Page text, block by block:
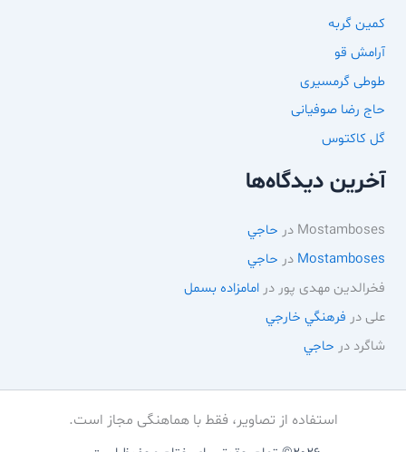
کمین گربه
آرامش قو
طوطی گرمسیری
حاج رضا صوفیانی
گل کاکتوس
آخرین دیدگاه‌ها
Mostamboses در حاجي
Mostamboses در حاجي
فخرالدین مهدی پور درامامزاده بسمل
علی در فرهنگي خارجي
شاگرد در حاجي
استفاده از تصاویر، فقط با هماهنگی مجاز است.